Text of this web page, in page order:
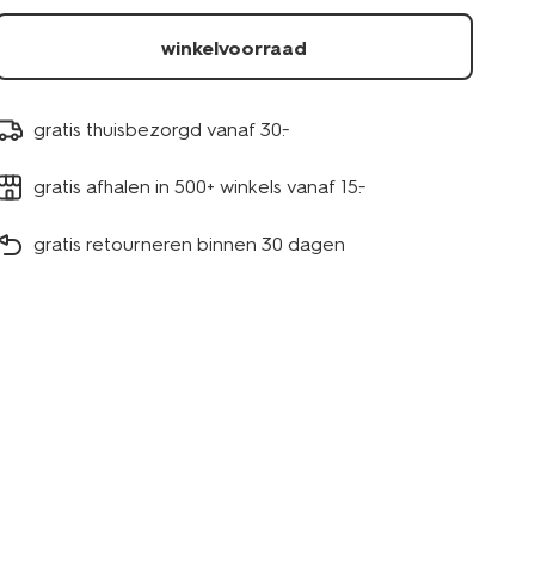
winkelvoorraad
gratis thuisbezorgd vanaf 30.-
gratis afhalen in 500+ winkels vanaf 15.-
gratis retourneren binnen 30 dagen